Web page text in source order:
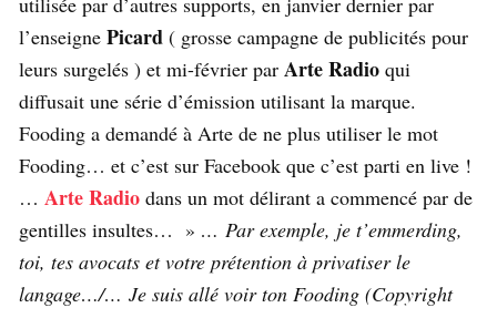
l’enseigne Picard ( grosse campagne de publicités pour
leurs surgelés ) et mi-février par Arte Radio qui
diffusait une série d’émission utilisant la marque.
Fooding a demandé à Arte de ne plus utiliser le mot
Fooding… et c’est sur Facebook que c’est parti en live !
… Arte Radio dans un mot délirant a commencé par de
gentilles insultes… » … Par exemple, je t’emmerding,
toi, tes avocats et votre prétention à privatiser le
langage…/… Je suis allé voir ton Fooding (Copyright